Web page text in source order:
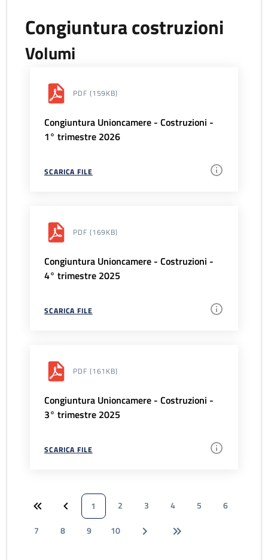
Congiuntura costruzioni
Volumi
PDF (159KB)
Congiuntura Unioncamere - Costruzioni -
1° trimestre 2026
SCARICA FILE
PDF (169KB)
Congiuntura Unioncamere - Costruzioni -
4° trimestre 2025
SCARICA FILE
PDF (161KB)
Congiuntura Unioncamere - Costruzioni -
3° trimestre 2025
SCARICA FILE
1 2 3 4 5
6
7
8 9 10